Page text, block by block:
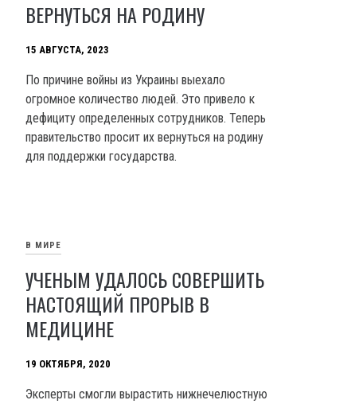
ВЕРНУТЬСЯ НА РОДИНУ
15 АВГУСТА, 2023
По причине войны из Украины выехало
огромное количество людей. Это привело к
дефициту определенных сотрудников. Теперь
правительство просит их вернуться на родину
для поддержки государства.
В МИРЕ
УЧЕНЫМ УДАЛОСЬ СОВЕРШИТЬ
НАСТОЯЩИЙ ПРОРЫВ В
МЕДИЦИНЕ
19 ОКТЯБРЯ, 2020
Эксперты смогли вырастить нижнечелюстную